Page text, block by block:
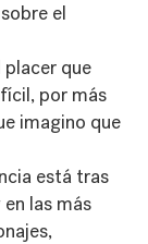
el
placer que
por más
imagino que
está tras
las más